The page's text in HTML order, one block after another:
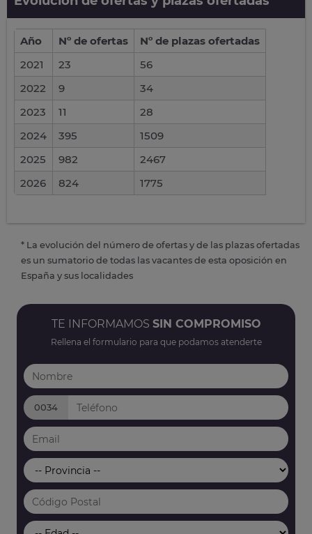
Año Nº de ofertas
Nº de plazas ofertadas
2021
23
56
2022
9
34
2023
11
28
2024
395
1509
2025
982
2467
2026
824 1775
* La evolución del número de ofertas y de las plazas ofertadas
es un sumatorio de todas las vacantes de esta oposición en
España y sus localidades
TE INFORMAMOS SIN COMPROMISO
Rellena el formulario para que podamos atenderte
0034